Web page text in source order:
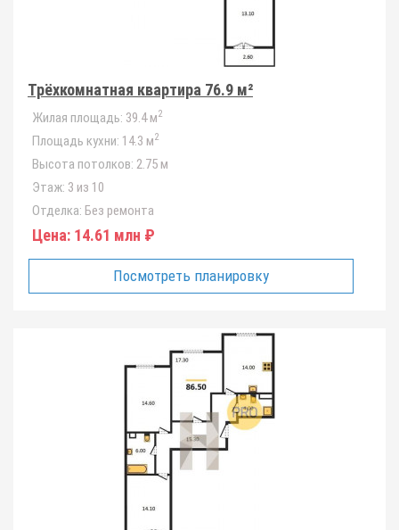
Трёхкомнатная квартира 76.9 м²
Жилая площадь: 39.4 м2
Площадь кухни: 14.3 м2
Высота потолков: 2.75 м
Этаж: 3 из 10
Отделка: Без ремонта
Цена: 14.61 млн ₽
Посмотреть планировку